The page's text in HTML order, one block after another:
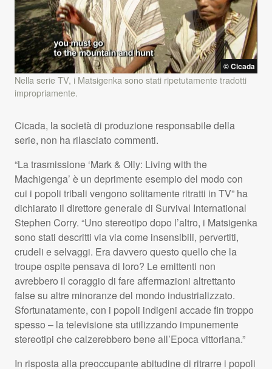
© Cicada
Nella serie TV, i Matsigenka sono stati ripetutamente tradotti
impropriamente.
Cicada, la società di produzione responsabile della
serie, non ha rilasciato commenti.
“La trasmissione ‘Mark & Olly: Living with the
Machigenga’ è un deprimente esempio del modo con
cui i popoli tribali vengono solitamente ritratti in TV” ha
dichiarato il direttore generale di Survival International
Stephen Corry. “Uno stereotipo dopo l’altro, i Matsigenka
sono stati descritti via via come insensibili, pervertiti,
crudeli e selvaggi. Era davvero questo quello che la
troupe ospite pensava di loro? Le emittenti non
avrebbero il coraggio di fare affermazioni altrettanto
false su altre minoranze del mondo industrializzato.
Sfortunatamente, con i popoli indigeni accade fin troppo
spesso – la televisione sta utilizzando impunemente
stereotipi che calzerebbero bene all’Epoca vittoriana.”
In risposta alla preoccupante abitudine di ritrarre i popoli